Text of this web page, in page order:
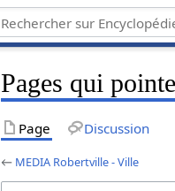
Pages qui
Page Discussion
← MEDIA Robertville - Ville